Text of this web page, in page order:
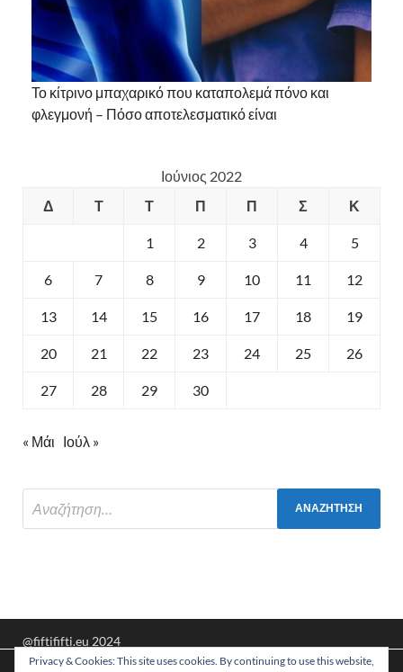
Το κίτρινο μπαχαρικό που καταπολεμά πόνο και
φλεγμονή – Πόσο αποτελεσματικό είναι
Ιούνιος 2022
Δ
Τ Τ Π Π Σ Κ
1 2 3 4 5
6 7 8 9 10 11 12
13 14 15 16 17 18 19
20 21 22 23 24 25 26
27 28 29 30
« Μάι Ιούλ »
@fiftififti.eu 2024
Υποστηρίζεται απόWordPressκαιHitMag.
Privacy & Cookies: This site uses cookies. By continuing to use this website,